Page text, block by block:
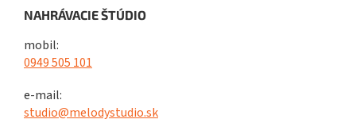
NAHRÁVACIE ŠTÚDIO
mobil:
0949 505 101
e-mail:
studio@melodystudio.sk